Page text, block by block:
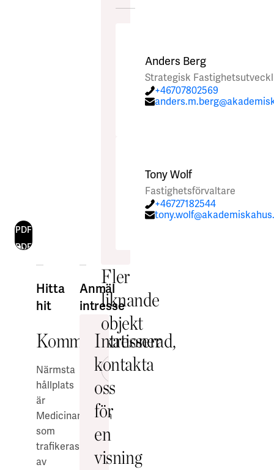
PDF
PDF
Anders Berg
Strategisk
+46707802569
Tony Wolf
Fastighetsförvaltare
+46727182544
Hitta
hit
Kommunikationer
Närmsta
hållplats
är
Medicinaregatan
som
trafikeras
av
Anmäl
intresse
Intresserad,
kontakta
oss
för
en
visning
Fler
liknande
objekt
Föregående bild
Nästa bild